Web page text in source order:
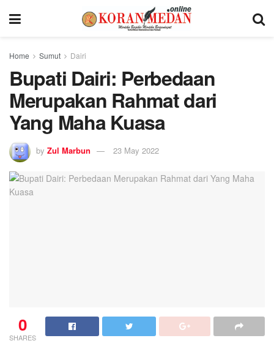
Home Sumut Dairi
Bupati Dairi: Perbedaan
Merupakan Rahmat dari
Yang Maha Kuasa
by Zul Marbun 23 May 2022
0
SHARES